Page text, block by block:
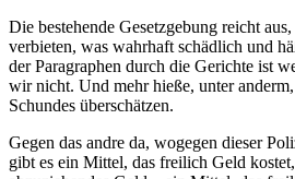
Die bestehende Gesetzgebung reicht
verbieten, was wahrhaft schädlich und
der Paragraphen durch die Gerichte ist
wir nicht. Und mehr hieße, unter
Schundes überschätzen.
Gegen das andre da, wogegen dieser
gibt es ein Mittel, das freilich Geld